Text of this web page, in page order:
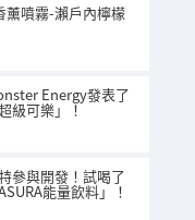
噴霧-瀨戶內檸檬
Energy發表了
級可樂」！
參與開發！試喝了
能量飲料」！